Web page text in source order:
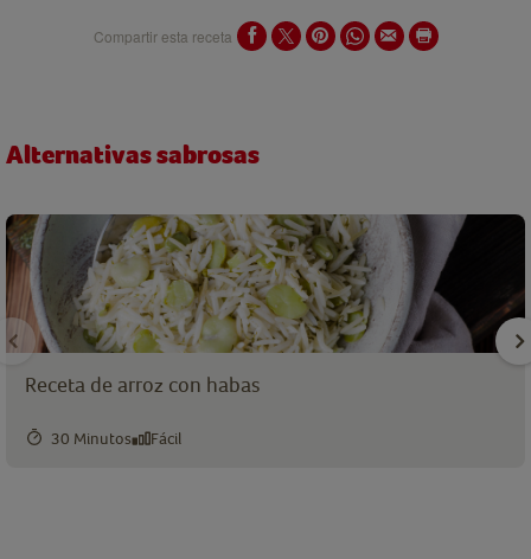
Compartir esta receta
Alternativas sabrosas
Receta de arroz con habas
30 Minutos Fácil